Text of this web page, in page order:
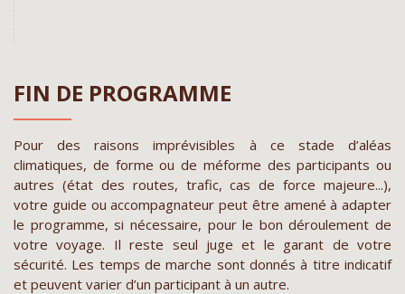
FIN DE PROGRAMME
Pour des raisons imprévisibles à ce stade d’aléas
climatiques, de forme ou de méforme des participants ou
autres (état des routes, trafic, cas de force majeure...),
votre guide ou accompagnateur peut être amené à adapter
le programme, si nécessaire, pour le bon déroulement de
votre voyage. Il reste seul juge et le garant de votre
sécurité. Les temps de marche sont donnés à titre indicatif
et peuvent varier d’un participant à un autre.